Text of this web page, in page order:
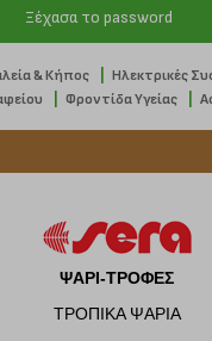
Ξέχασα το password
& Κήπος Ηλεκτρικές
Φροντίδα Υγείας
ΨΑΡΙ-ΤΡΟΦΕΣ
ΤΡΟΠΙΚΑ ΨΑΡΙΑ